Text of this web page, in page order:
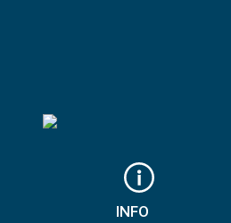
INFO